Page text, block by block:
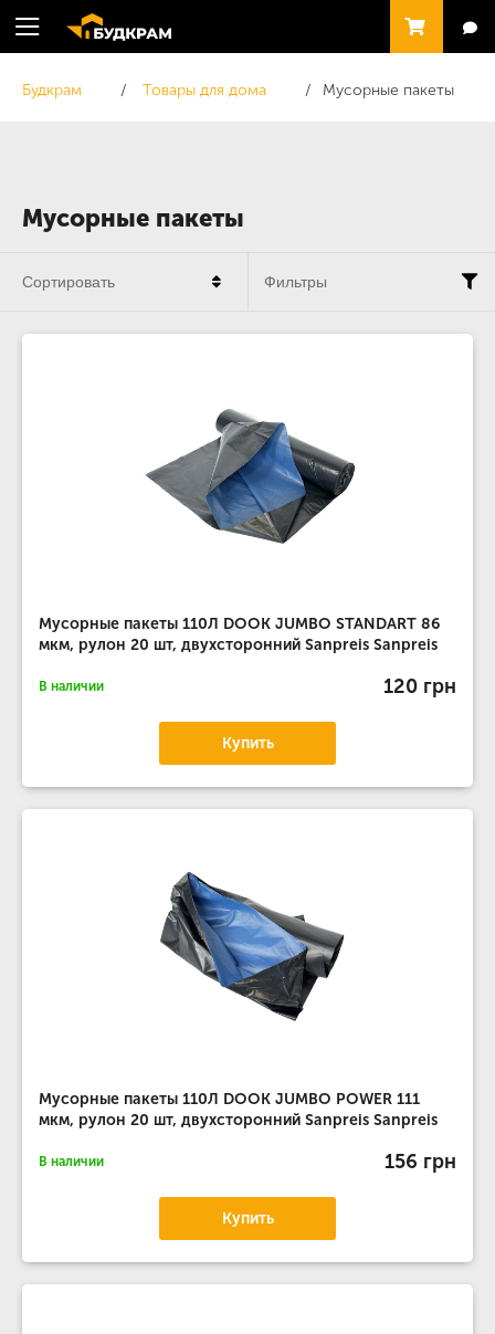
Мусорные пакеты
Будкрам Товары для дома Мусорные пакеты
Мусорные пакеты 110Л DOOK JUMBO STANDART 86
мкм, рулон 20 шт, двухсторонний Sanpreis Sanpreis
В наличии 120 грн
Купить
Мусорные пакеты 110Л DOOK JUMBO POWER 111
мкм, рулон 20 шт, двухсторонний Sanpreis Sanpreis
В наличии 156 грн
Купить
Сортировать Фильтры